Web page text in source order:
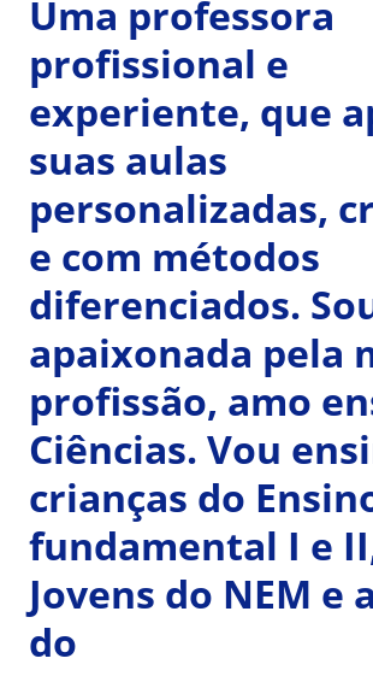
Uma professora
profissional e
experiente, que
suas aulas
personalizadas,
e com métodos
diferenciados.
apaixonada pela
profissão, amo
Ciências. Vou
crianças do
fundamental I e
Jovens do NEM e
do